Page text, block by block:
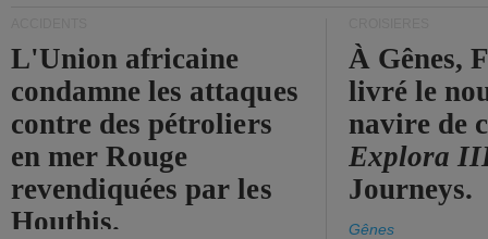
L'Union africaine
condamne les attaques
contre des pétroliers
en mer Rouge
revendiquées par les
Houthis.
À Gênes,
livré le
navire de
Explora
Journeys.
Gênes